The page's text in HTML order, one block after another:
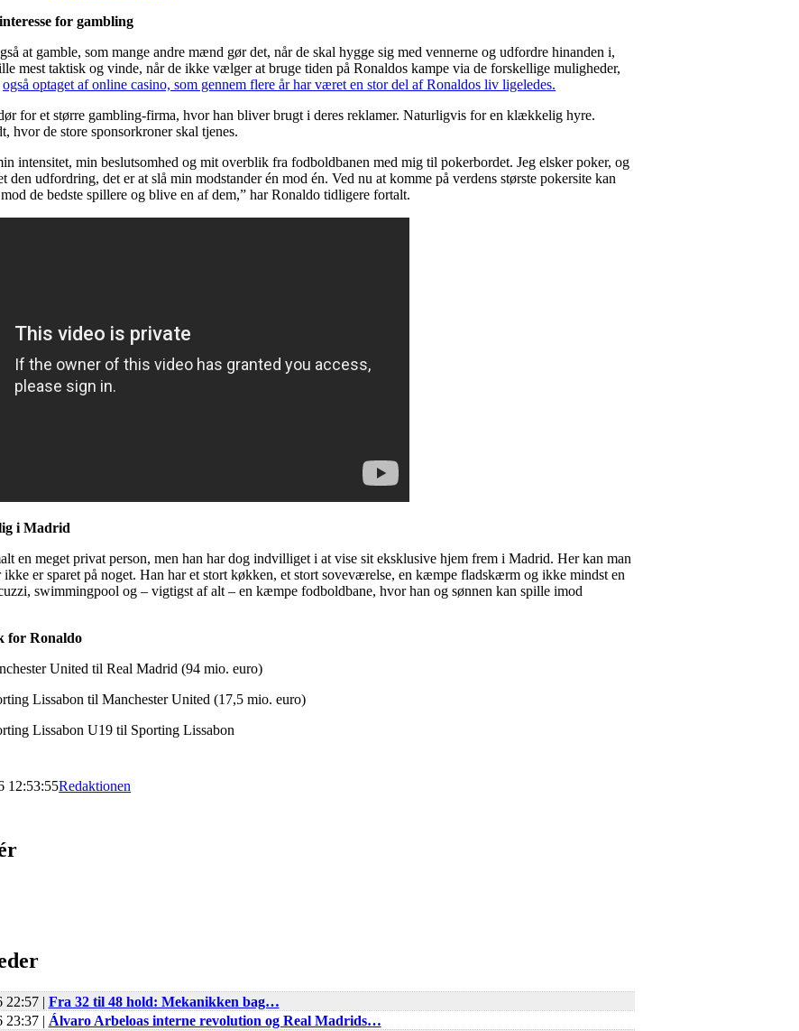
for gambling
at gamble, som mange andre mænd gør det, når de skal hygge sig med vennerne og udfordre hinanden i,
mest taktisk og vinde, når de ikke vælger at bruge tiden på Ronaldos kampe via de forskellige muligheder,
også optaget af online casino, som gennem flere år har været en stor del af Ronaldos liv ligeledes.
for et større gambling-firma, hvor han bliver brugt i deres reklamer. Naturligvis for en klækkelig hyre.
hvor de store sponsorkroner skal tjenes.
intensitet, min beslutsomhed og mit overblik fra fodboldbanen med mig til pokerbordet. Jeg elsker poker, og
den udfordring, det er at slå min modstander én mod én. Ved nu at komme på verdens største pokersite kan
de bedste spillere og blive en af dem,” har Ronaldo tidligere fortalt.
i Madrid
en meget privat person, men han har dog indvilliget i at vise sit eksklusive hjem frem i Madrid. Her kan man
ikke er sparet på noget. Han har et stort køkken, et stort soveværelse, en kæmpe fladskærm og ikke mindst en
swimmingpool og – vigtigst af alt – en kæmpe fodboldbane, hvor han og sønnen kan spille imod
for Ronaldo
United til Real Madrid (94 mio. euro)
Lissabon til Manchester United (17,5 mio. euro)
Lissabon U19 til Sporting Lissabon
12:53:55Redaktionen
22:57 | Fra 32 til 48 hold: Mekanikken bag…
23:37 | Álvaro Arbeloas interne revolution og Real Madrids…